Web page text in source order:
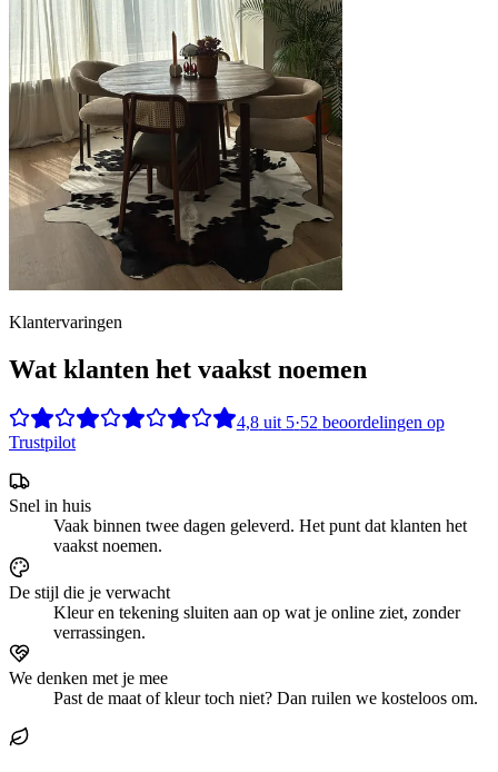
Klantervaringen
Wat klanten het vaakst noemen
4,8 uit5·52 beoordelingen op
Trustpilot
Snel in huis
Vaak binnen twee dagen geleverd. Het punt dat klanten het
vaakst noemen.
De stijl die je verwacht
Kleur en tekening sluiten aan op wat je online ziet, zonder
verrassingen.
We denken met je mee
Past de maat of kleur toch niet? Dan ruilen we kosteloos om.